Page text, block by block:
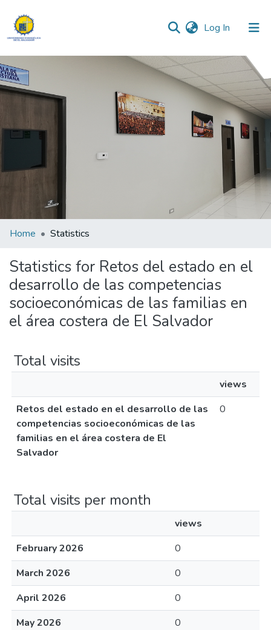
Log In (current)
Communities & Collections
All of DSpace
Home Statistics
Statistics for Retos del estado en el
desarrollo de las competencias
socioeconómicas de las familias en
el área costera de El Salvador
Total visits
views
Retos del estado en el desarrollo de las
competencias socioeconómicas de las
familias en el área costera de El
Salvador
0
Total visits per month
views
February 2026
0
March 2026
0
April 2026
0
May 2026
0